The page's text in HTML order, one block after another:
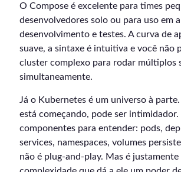
O Compose é excelente para times
desenvolvedores solo ou para uso em
desenvolvimento e testes. A curva de
suave, a sintaxe é intuitiva e você não
cluster complexo para rodar múltiplos
simultaneamente.
Já o Kubernetes é um universo à
está começando, pode ser intimidador.
componentes para entender: pods,
services, namespaces, volumes
não é plug-and-play. Mas é justamente